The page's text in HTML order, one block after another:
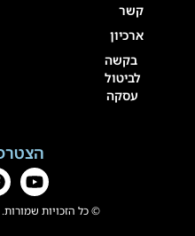
קשר
ארכיון
בקשה
לביטול
עסקה
הצטרפו
© כל הזכויות שמורות.